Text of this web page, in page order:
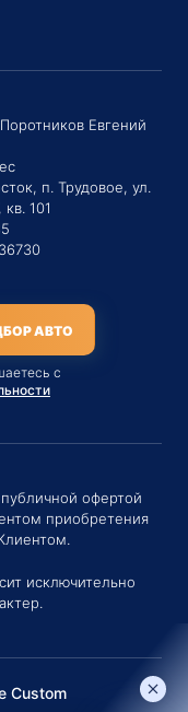
Евгений
п. Трудовое, ул.
101
АВТО
с
офертой
приобретения
исключительно
Custom